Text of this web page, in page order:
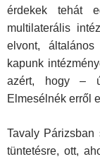
érdekek tehát
multilaterális
elvont, általános
kapunk
azért, hogy –
Elmesélnék erről
Tavaly
tüntetésre, ott,